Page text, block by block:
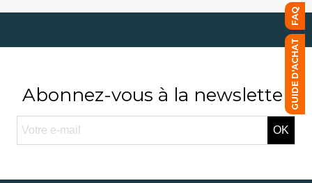
Abonnez-vous à la newsletter
OK
FAQ
GUIDE D'ACHAT